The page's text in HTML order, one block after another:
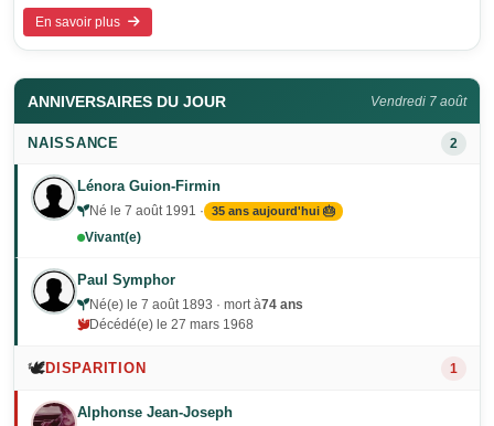
En savoir plus
ANNIVERSAIRES DU JOUR Vendredi 7 août
NAISSANCE 2
Lénora Guion-Firmin
Né le 7 août 1991 · 35 ans aujourd'hui 🎂
Vivant(e)
Paul Symphor
Né(e) le 7 août 1893 · mort à74 ans
Décédé(e) le 27 mars 1968
🕊️DISPARITION 1
Alphonse Jean-Joseph